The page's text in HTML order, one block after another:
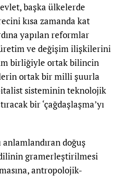
başka ülkelerde
kısa zamanda kat
yapılan reformlar
ve değişim ilişkilerini
birliğiyle ortak bilincin
ortak bir milli şuurla
sisteminin teknolojik
bir ‘çağdaşlaşma’yı
doğuş
gramerleştirilmesi
antropolojik-